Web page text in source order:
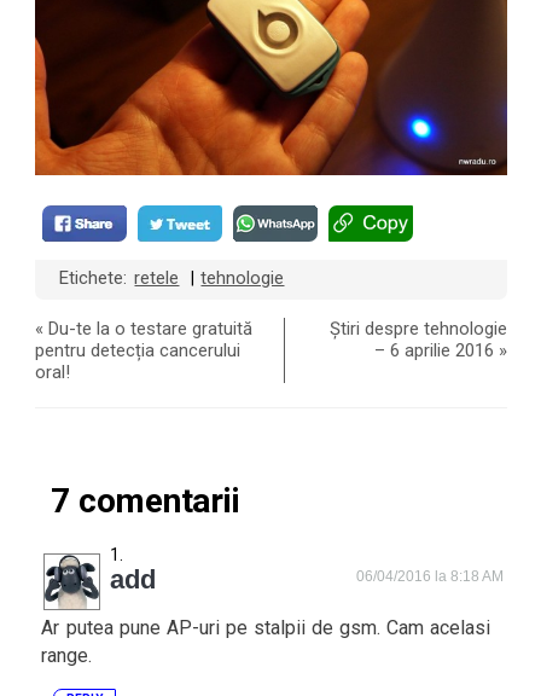
Etichete: retele tehnologie
«Du-te la o testare gratuită
pentru detecția cancerului
oral!
Știri despre tehnologie
– 6 aprilie 2016 »
7 comentarii
add 06/04/2016 la 8:18 AM
Ar putea pune AP-uri pe stalpii de gsm. Cam acelasi
range.